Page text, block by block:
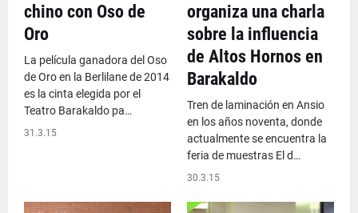
chino con Oso de
Oro
La película ganadora del Oso
de Oro en la Berlilane de 2014
es la cinta elegida por el
Teatro Barakaldo pa…
31.3.15
organiza una charla
sobre la influencia
de Altos Hornos en
Barakaldo
Tren de laminación en Ansio
en los años noventa, donde
actualmente se encuentra la
feria de muestras El d…
30.3.15